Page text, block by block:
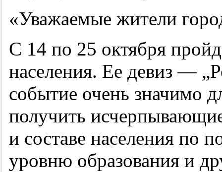
«Уважаемые жители
С 14 по 25 октября
населения. Ее девиз —
событие очень значимо
получить
и составе населения по
уровню образования и